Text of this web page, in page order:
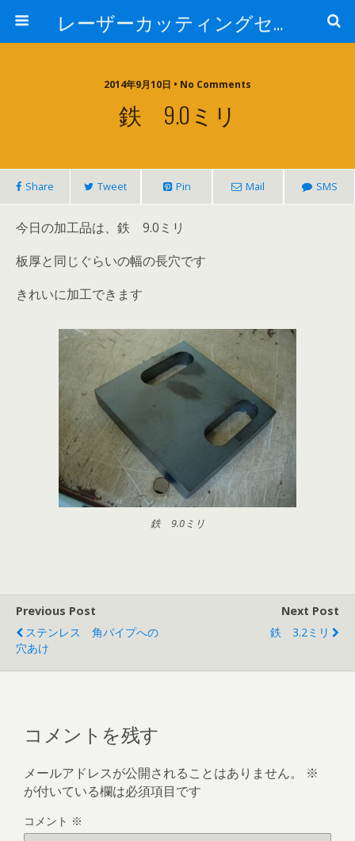
レーザーカッティングセンター 株式会社 中本鉄工所
2014年9月10日 • No Comments
鉄 9.0ミリ
Share Tweet Pin Mail SMS
今日の加工品は、鉄 9.0ミリ
板厚と同じぐらいの幅の長穴です
きれいに加工できます
鉄 9.0ミリ
Previous Post
ステンレス 角パイプへの
穴あけ
Next Post
鉄 3.2ミリ
コメントを残す
メールアドレスが公開されることはありません。
※
が付いている欄は必須項目です
コメント ※